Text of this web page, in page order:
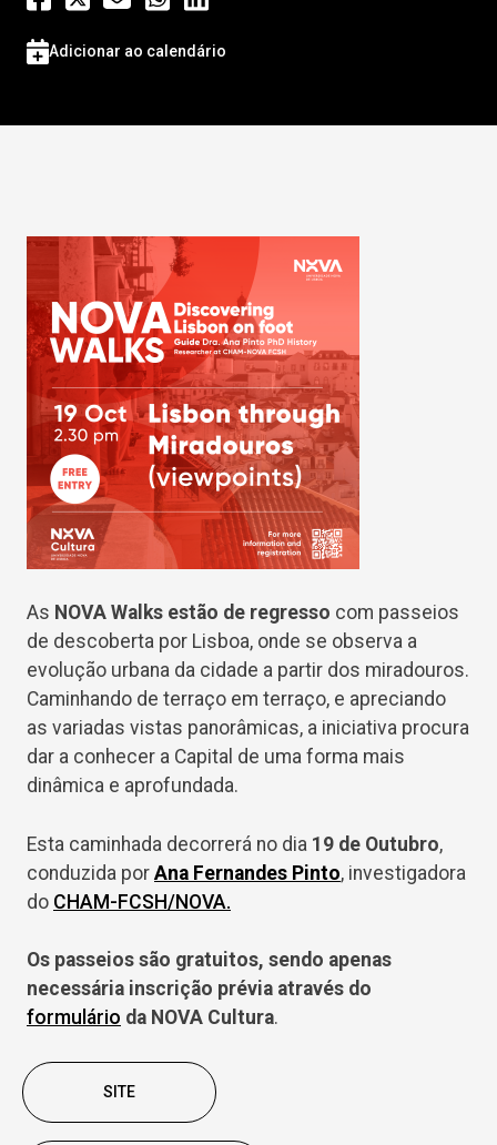
Adicionar ao calendário
As NOVA Walks estão de regresso com passeios
de descoberta por Lisboa, onde se observa a
evolução urbana da cidade a partir dos miradouros.
Caminhando de terraço em terraço, e apreciando
as variadas vistas panorâmicas, a iniciativa procura
dar a conhecer a Capital de uma forma mais
dinâmica e aprofundada.
Esta caminhada decorrerá no dia 19 de Outubro,
conduzida por Ana Fernandes Pinto, investigadora
do CHAM-FCSH/NOVA.
Os passeios são gratuitos, sendo apenas
necessária inscrição prévia através do
formulário da NOVA Cultura.
SITE